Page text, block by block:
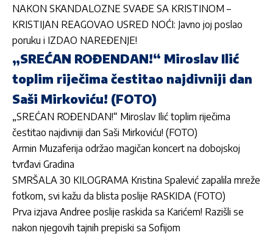
NAKON SKANDALOZNE SVAĐE SA KRISTINOM –
KRISTIJAN REAGOVAO USRED NOĆI: Javno joj poslao
poruku i IZDAO NAREĐENJE!
„SREĆAN ROĐENDAN!“ Miroslav Ilić
toplim riječima čestitao najdivniji dan
Saši Mirkoviću! (FOTO)
„SREĆAN ROĐENDAN!“ Miroslav Ilić toplim riječima
čestitao najdivniji dan Saši Mirkoviću! (FOTO)
Armin Muzaferija održao magičan koncert na dobojskoj
tvrđavi Gradina
SMRŠALA 30 KILOGRAMA Kristina Spalević zapalila mreže
fotkom, svi kažu da blista poslije RASKIDA (FOTO)
Prva izjava Andree poslije raskida sa Karićem! Razišli se
nakon njegovih tajnih prepiski sa Sofijom